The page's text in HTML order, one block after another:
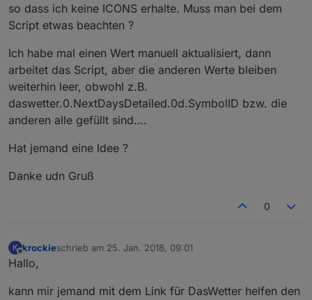
so dass ich keine ICONS erhalte. Muss man bei dem
Script etwas beachten ?
Ich habe mal einen Wert manuell aktualisiert, dann
arbeitet das Script, aber die anderen Werte bleiben
weiterhin leer, obwohl z.B.
daswetter.0.NextDaysDetailed.0d.SymbolID bzw. die
anderen alle gefüllt sind….
Hat jemand eine Idee ?
Danke udn Gruß
0
K
Offline
krockieschrieb am 25. Jan. 2018, 09:01
zuletzt editiert von
Hallo,
kann mir jemand mit dem Link für DasWetter helfen den